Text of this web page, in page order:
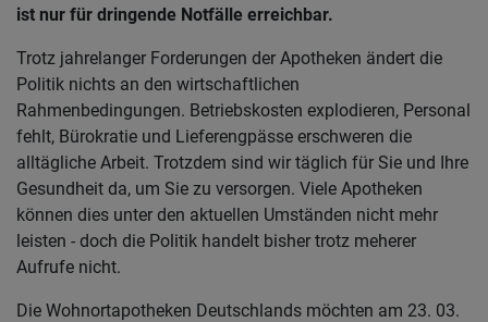
ist nur für dringende Notfälle erreichbar.
Trotz jahrelanger Forderungen der Apotheken ändert die
Politik nichts an den wirtschaftlichen
Rahmenbedingungen. Betriebskosten explodieren, Personal
fehlt, Bürokratie und Lieferengpässe erschweren die
alltägliche Arbeit. Trotzdem sind wir täglich für Sie und Ihre
Gesundheit da, um Sie zu versorgen. Viele Apotheken
können dies unter den aktuellen Umständen nicht mehr
leisten - doch die Politik handelt bisher trotz meherer
Aufrufe nicht.
Die Wohnortapotheken Deutschlands möchten am 23. 03.